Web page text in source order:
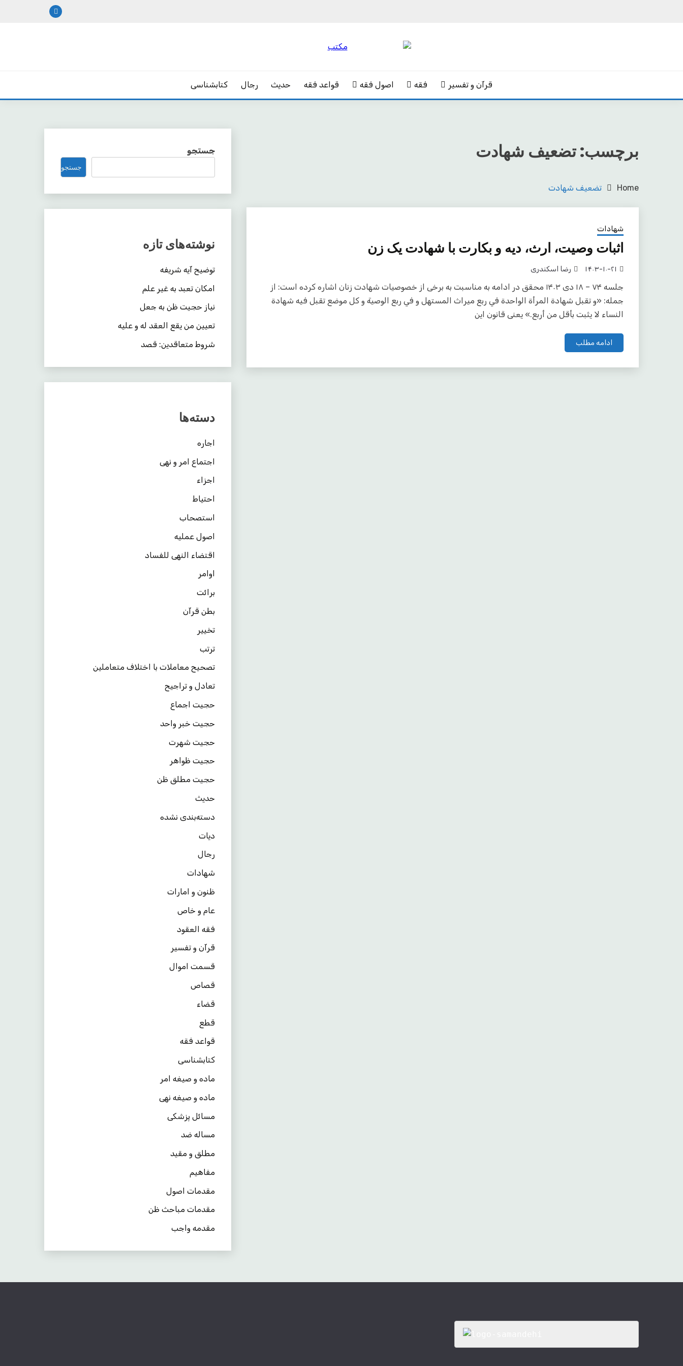
قرآن و تفسیر فقه اصول فقه قواعد فقه حدیث رجال کتابشناسی
برچسب:تضعیف شهادت
Home تضعیف شهادت
شهادات
اثبات وصیت، ارث، دیه و بکارت با شهادت یک زن
۱۴۰۳-۱۰-۲۱ رضا اسکندری
جلسه ۷۴ – ۱۸ دی ۱۴۰۳ محقق در ادامه به مناسبت به برخی از خصوصیات شهادت زنان اشاره کرده است: از
جمله: «و تقبل شهادة المرأة الواحدة في ربع ميراث المستهل و في ربع الوصية و كل موضع تقبل فيه شهادة
النساء لا يثبت بأقل من أربع.» یعنی قانون این
ادامه مطلب
جستجو
جستجو
نوشته‌های تازه
توضیح آیه شریفه
امکان تعبد به غیر علم
نیاز حجیت ظن به جعل
تعیین من یقع العقد له و علیه
شروط متعاقدین: قصد
دسته‌ها
اجاره
اجتماع امر و نهی
اجزاء
احتیاط
استصحاب
اصول عملیه
اقتضاء النهی للفساد
اوامر
برائت
بطن قرآن
تخییر
ترتب
تصحیح معاملات با اختلاف متعاملین
تعادل و تراجیح
حجیت اجماع
حجیت خبر واحد
حجیت شهرت
حجیت ظواهر
حجیت مطلق ظن
حدیث
دسته‌بندی نشده
دیات
رجال
شهادات
ظنون و امارات
عام و خاص
فقه العقود
قرآن و تفسیر
قسمت اموال
قصاص
قضاء
قطع
قواعد فقه
کتابشناسی
ماده و صیغه امر
ماده و صیغه نهی
مسائل پزشکی
مساله ضد
مطلق و مقید
مفاهیم
مقدمات اصول
مقدمات مباحث ظن
مقدمه واجب